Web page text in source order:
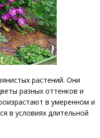
растений. Они
разных оттенков и
в умеренном и
в условиях длительной